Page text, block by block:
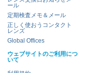
ール
定期検査メモ＆メール
正しく使おうコンタクト
レンズ
Global Offices
ウェブサイトのご利用につ
いて